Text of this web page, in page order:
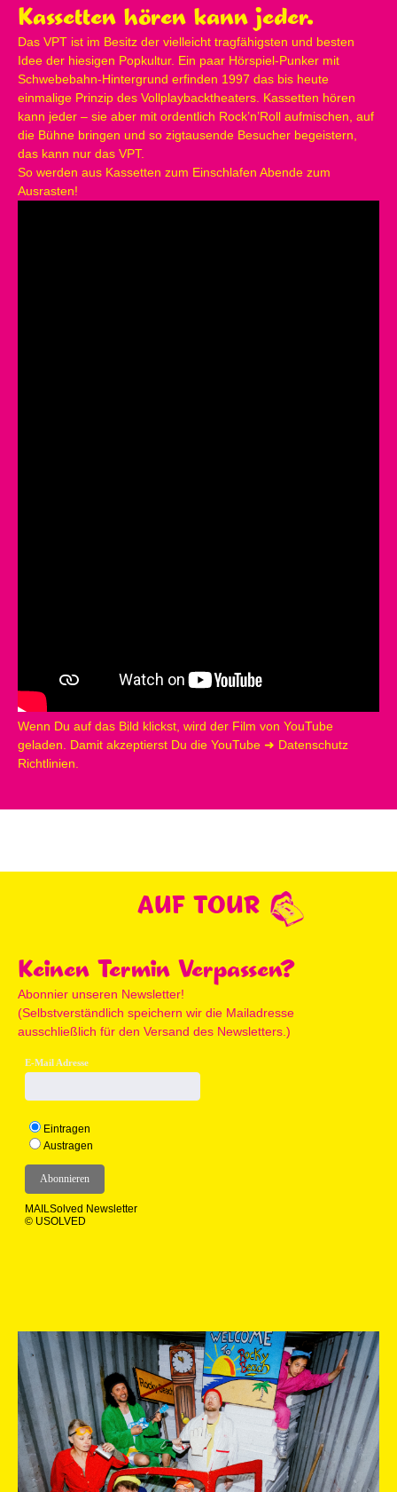
Kassetten hören kann jeder.
Das VPT ist im Besitz der vielleicht tragfähigsten und besten
Idee der hiesigen Popkultur. Ein paar Hörspiel-Punker mit
Schwebebahn-Hintergrund erfinden 1997 das bis heute
einmalige Prinzip des Vollplaybacktheaters. Kassetten hören
kann jeder – sie aber mit ordentlich Rock’n’Roll aufmischen, auf
die Bühne bringen und so zigtausende Besucher begeistern,
das kann nur das VPT.
So werden aus Kassetten zum Einschlafen Abende zum
Ausrasten!
Wenn Du auf das Bild klickst, wird der Film von YouTube
geladen. Damit akzeptierst Du die YouTube ➜ Datenschutz
Richtlinien.
AUF TOUR
Keinen Termin Verpassen?
Abonnier unseren Newsletter!
(Selbstverständlich speichern wir die Mailadresse
ausschließlich für den Versand des Newsletters.)